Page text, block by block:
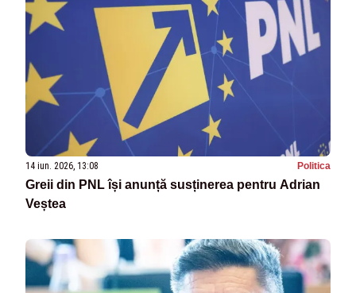
14 iun. 2026, 13:08 Politica
Greii din PNL își anunță susținerea pentru Adrian
Veștea